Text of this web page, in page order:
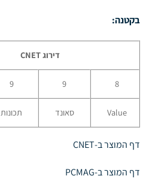
בקטנה:
דירוגCNET
8
9
9
Value
סאונד תכונות
דף המוצר ב-CNET
דף המוצר ב-PCMAG